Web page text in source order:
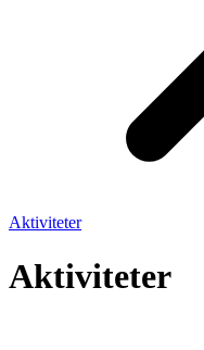
Aktiviteter
Aktiviteter